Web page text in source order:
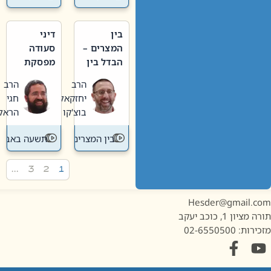
בין
המצרים –
הבדל בין
חדשה
לישנה
הרב
יחזקאל
בוצ'קו
בין המצרים
דיני
סעודה
מפסקת
תשעה
באב
הרב
חגי
הראל
תשעה באב
1, כוכב יעקב
02-6550500